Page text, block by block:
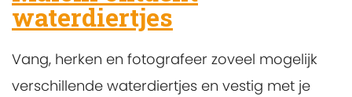
waterdiertjes
Vang, herken en fotografeer zoveel mogelijk
verschillende waterdiertjes en vestig met je